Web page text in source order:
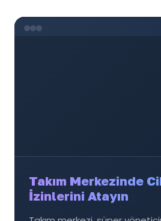
Takım Merkezinde
İzinlerini Atayın